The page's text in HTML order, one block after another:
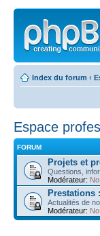
Index du forum ‹
Espace
FORUM
Projets et
Questions,
Modérateur:
Prestations
Actualités de
Modérateur: